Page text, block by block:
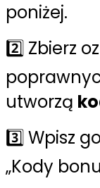
poniżej.
2️⃣ Zbierz
utworzą
3️⃣ Wpisz
„Kody